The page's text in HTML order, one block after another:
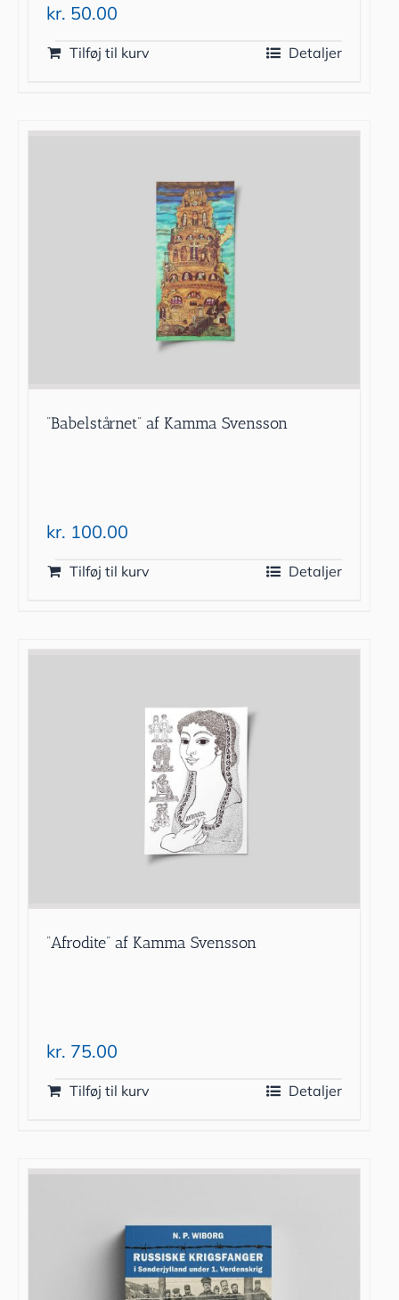
kr. 50.00
Tilføj til kurv Detaljer
”Babelstårnet” af Kamma Svensson
kr. 100.00
Tilføj til kurv Detaljer
”Afrodite” af Kamma Svensson
kr. 75.00
Tilføj til kurv Detaljer